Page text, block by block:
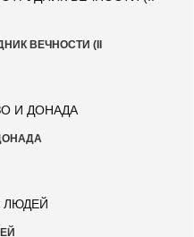
ВЕЧНОСТИ (II